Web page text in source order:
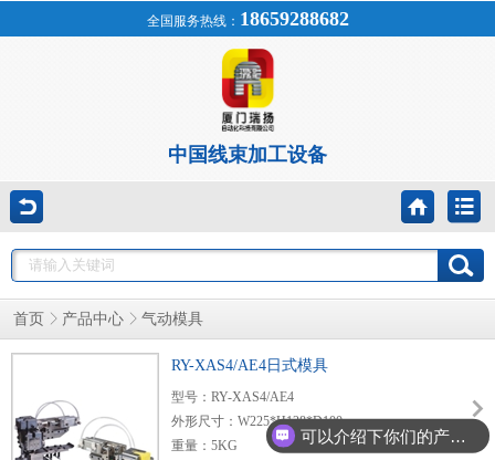
全国服务热线： 18659288682
中国线束加工设备
首页 产品中心 气动模具
RY-XAS4/AE4日式模具
型号：RY-XAS4/AE4
外形尺寸：W225*H128*D100
重量：5KG
可以介绍下你们的产品么？